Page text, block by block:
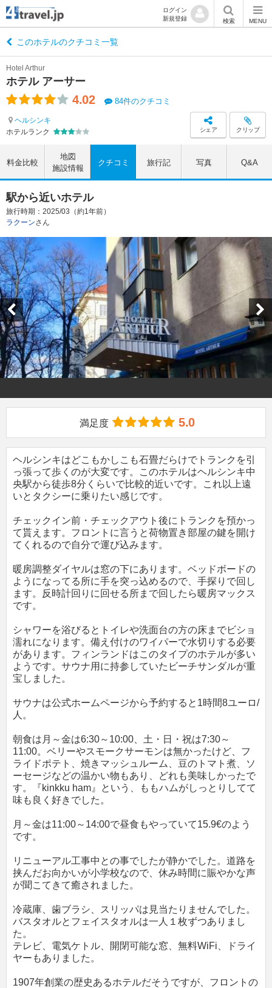
ログイン
新規登録
検索 MENU
このホテルのクチコミ一覧
ホテル アーサー
Hotel Arthur
4.02 84件のクチコミ
ヘルシンキ
ホテルランク
シェア クリップ
料金比較
地図
施設情報
クチコミ 旅行記 写真 Q&A
駅から近いホテル
旅行時期：2025/03（約1年前）
ラクーンさん
満足度 5.0
ヘルシンキはどこもかしこも石畳だらけでトランクを引
っ張って歩くのが大変です。このホテルはヘルシンキ中
央駅から徒歩8分くらいで比較的近いです。これ以上遠
いとタクシーに乗りたい感じです。
チェックイン前・チェックアウト後にトランクを預かっ
て貰えます。フロントに言うと荷物置き部屋の鍵を開け
てくれるので自分で運び込みます。
暖房調整ダイヤルは窓の下にあります。ベッドボードの
ようになってる所に手を突っ込めるので、手探りで回し
ます。反時計回りに回せる所まで回したら暖房マックス
です。
シャワーを浴びるとトイレや洗面台の方の床までビショ
濡れになります。備え付けのワイパーで水切りする必要
があります。フィンランドはこのタイプのホテルが多い
ようです。サウナ用に持参していたビーチサンダルが重
宝しました。
サウナは公式ホームページから予約すると1時間8ユーロ/
人。
朝食は月～金は6:30～10:00、土・日・祝は7:30～
11:00。ベリーやスモークサーモンは無かったけど、フ
ライドポテト、焼きマッシュルーム、豆のトマト煮、ソ
ーセージなどの温かい物もあり、どれも美味しかったで
す。『kinkku ham』という、ももハムがしっとりしてて
味も良く好きでした。
月～金は11:00～14:00で昼食もやっていて15.9€のよう
です。
リニューアル工事中との事でしたが静かでした。道路を
挟んだお向かいが小学校なので、休み時間に賑やかな声
が聞こてきて癒されました。
冷蔵庫、歯ブラシ、スリッパは見当たりませんでした。
バスタオルとフェイスタオルは一人１枚ずつありまし
た。
テレビ、電気ケトル、開閉可能な窓、無料WiFi、ドライ
ヤーもありました。
1907年創業の歴史あるホテルだそうですが、フロントの